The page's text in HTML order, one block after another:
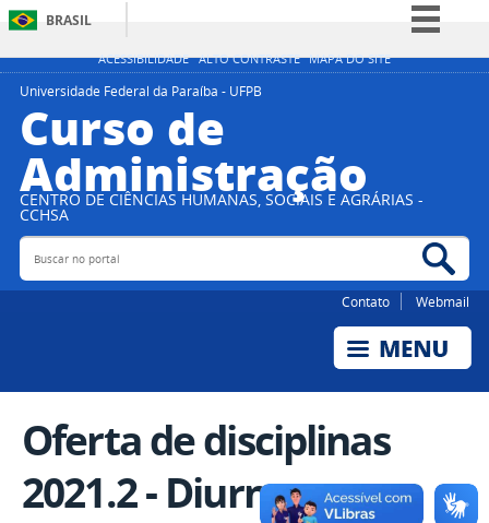
ACESSIBILIDADE ALTO CONTRASTE MAPA DO SITE
BRASIL
Simplifique!
Acesso à informação
Legislação
Universidade Federal da Paraíba - UFPB
Curso de
Administração
CENTRO DE CIÊNCIAS HUMANAS, SOCIAIS E AGRÁRIAS -
CCHSA
Buscar no portal
Contato Webmail
Oferta de disciplinas
2021.2 - Diurno